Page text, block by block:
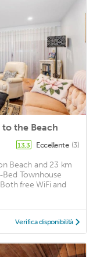
the Beach
13,3 Eccellente (3)
Beach and 23 km
Townhouse
free WiFi and
Verifica disponibilità